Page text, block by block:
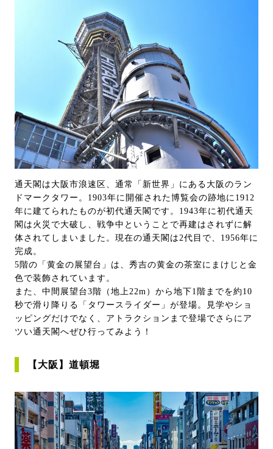
通天閣は大阪市浪速区、通常「新世界」にある大阪のラン
ドマークタワー。1903年に開催された博覧会の跡地に1912
年に建てられたものが初代通天閣です。1943年に初代通天
閣は火災で大破し、戦争中ということで再建はされずに解
体されてしまいました。現在の通天閣は2代目で、1956年に
完成。
5階の「黄金の展望台」は、秀吉の黄金の茶室にまけじと金
色で装飾されています。
また、中間展望台3階（地上22m）から地下1階までを約10
秒で滑り降りる「タワースライダー」が登場。見学やショ
ッピングだけでなく、アトラクションまで登場でさらにア
ツい通天閣へぜひ行ってみよう！
【大阪】道頓堀